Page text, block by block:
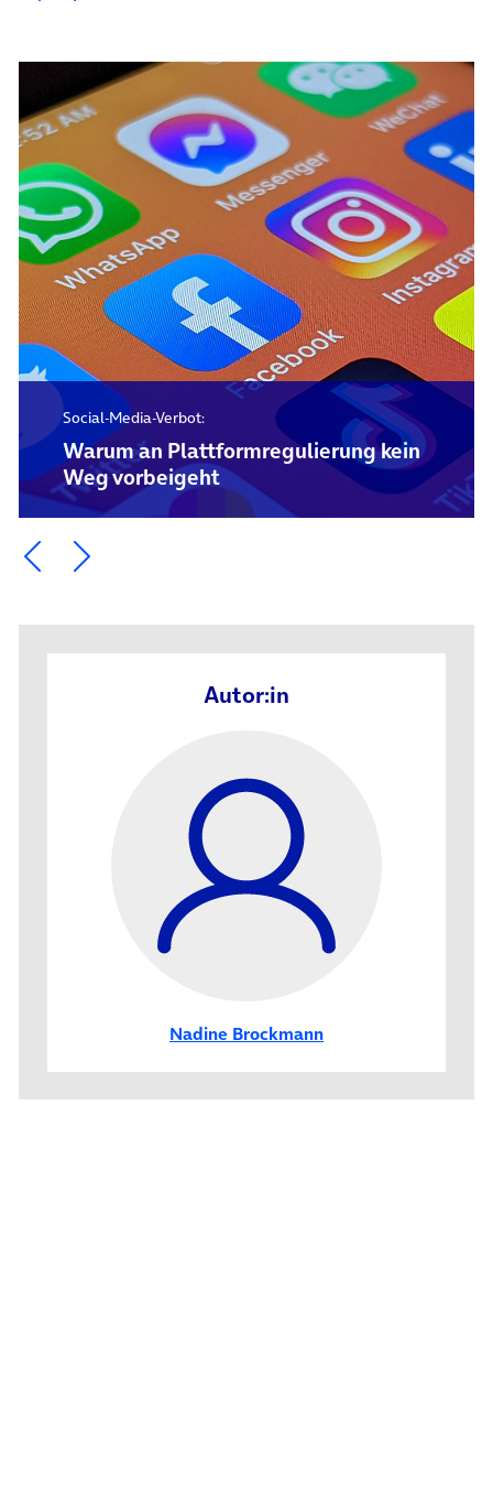
Social-Media-Verbot:
Warum an Plattformregulierung kein
Weg vorbeigeht
Ein Element zurück blättern
Ein Element weiter blättern
Autor:in
Nadine Brockmann